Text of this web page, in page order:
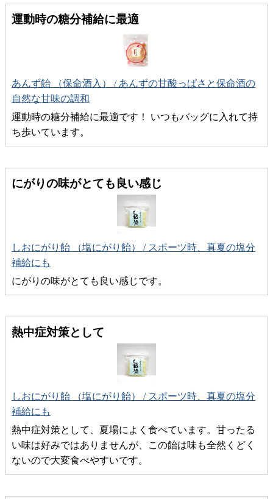
運動時の糖分補給に最適
あんず飴 （保命酒入） / あんずの甘酸っぱさと保命酒の
自然な甘味の調和
運動時の糖分補給に最適です！ いつもバッグに入れて持
ち歩いています。
にがりの味がとても良い感じ
しおにがり飴 （塩にがり飴） / スポーツ時、真夏の塩分
補給にも
にがりの味がとても良い感じです。
熱中症対策として
しおにがり飴 （塩にがり飴） / スポーツ時、真夏の塩分
補給にも
熱中症対策として、夏場によく食べています。甘ったる
い味は好みではありませんが、この飴は味も全然くどく
ないので大変食べやすいです。